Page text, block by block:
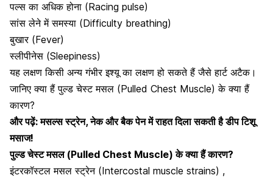
पल्स का अधिक होना (Racing pulse)
सांस लेने में समस्या (Difficulty breathing)
बुखार (Fever)
स्लीपीनेस (Sleepiness)
यह लक्षण किसी अन्य गंभीर इश्यू का लक्षण हो सकते हैं जैसे हार्ट अटैक।
जानिए क्या हैं पुल्ड चेस्ट मसल (Pulled Chest Muscle) के क्या हैं
कारण?
और पढ़ें:मसल्स स्ट्रेन, नेक और बैक पेन में राहत दिला सकती है डीप टिशू
मसाज!
पुल्ड चेस्ट मसल (Pulled Chest Muscle) के क्या हैं कारण?
इंटरकॉस्टल मसल स्ट्रेन (Intercostal muscle strains) ,